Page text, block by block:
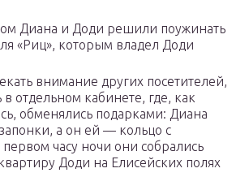
Диана и Доди решили поужинать
«Риц», которым владел Доди
внимание других посетителей,
отдельном кабинете, где, как
обменялись подарками: Диана
а он ей — кольцо с
часу ночи они собрались
Доди на Елисейских полях